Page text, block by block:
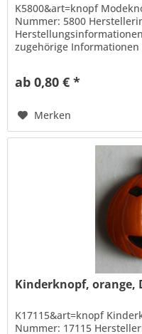
K5800&art=knopf
Nummer: 5800
zugehörige
ab 0,80 € *
Merken
Kinderknopf, orange,
K17115&art=knopf
Nummer: 17115